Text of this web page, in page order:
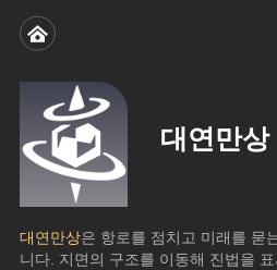
대연만상
대연만상은 항로를 점치고 미래를 묻
니다. 지면의 구조를 이동해 진법을